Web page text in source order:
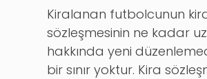
Kiralanan futbolcunun
sözleşmesinin ne kadar
hakkında yeni
bir sınır yoktur. Kira